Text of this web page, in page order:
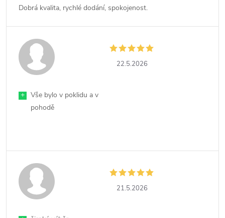
Dobrá kvalita, rychlé dodání, spokojenost.
22.5.2026
+
Vše bylo v poklidu a v
pohodě
21.5.2026